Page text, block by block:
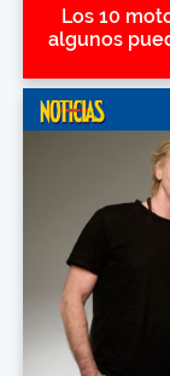
Los 10
algunos